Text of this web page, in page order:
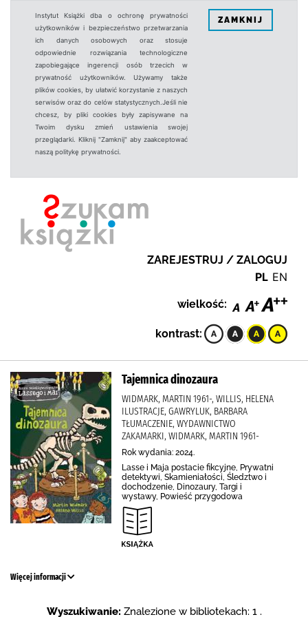
Instytut Książki dba o ochronę prywatności
użytkowników i bezpieczeństwo przetwarzania
ich danych osobowych oraz stosuje
odpowiednie rozwiązania technologiczne
zapobiegające ingerencji osób trzecich w
prywatność użytkowników. Używamy także
plików cookies, by ułatwić korzystanie z naszych
serwisów oraz do celów statystycznych.Jeśli nie
chcesz, by pliki cookies były zapisywane na
Twoim dysku zmień ustawienia swojej
przeglądarki. Kliknij "Zamknij" aby zaakceptować
naszą politykę prywatności.
ZAMKNIJ
ZAREJESTRUJ / ZALOGUJ
PL EN
wielkość:
kontrast:
Tajemnica dinozaura
WIDMARK, MARTIN 1961-, WILLIS, HELENA
ILUSTRACJE, GAWRYLUK, BARBARA
TŁUMACZENIE, WYDAWNICTWO
ZAKAMARKI, WIDMARK, MARTIN 1961-
Rok wydania: 2024.
Lasse i Maja postacie fikcyjne, Prywatni
detektywi, Skamieniałości, Śledztwo i
dochodzenie, Dinozaury, Targi i
wystawy, Powieść przygodowa
Więcej informacji
Wyszukiwanie: Znalezione w bibliotekach: 1 .